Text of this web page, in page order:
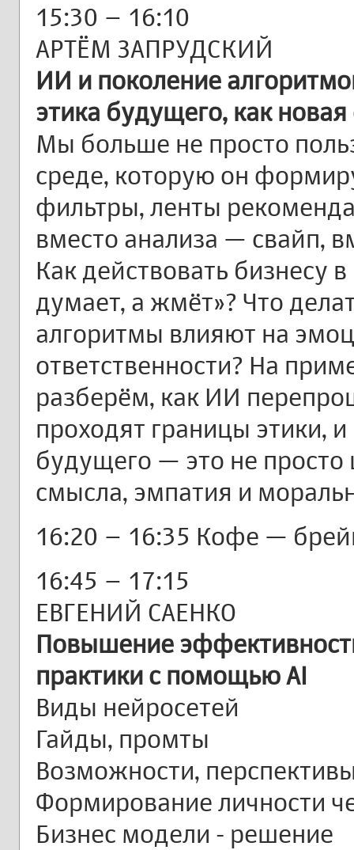
15:30 – 16:10
АРТЁМ ЗАПРУДСКИЙ
ИИ и поколение
этика будущего, как
Мы больше не просто
среде, которую он
фильтры, ленты
вместо анализа — свайп,
Как действовать бизнесу
думает, а жмёт»? Что
алгоритмы влияют на
ответственности? На
разберём, как ИИ
проходят границы этики,
будущего — это не
смысла, эмпатия и
16:20 – 16:35 Кофе —
16:45 – 17:15
ЕВГЕНИЙ САЕНКО
Повышение
практики с помощью AI
Виды нейросетей
Гайды, промты
⁠Возможности,
Формирование личности
Бизнес модели - решение